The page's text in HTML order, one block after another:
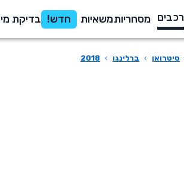
רכבים מסחריותמשאיות חדש! בדיקת
סיטרואן › ברלינגו ›
2018